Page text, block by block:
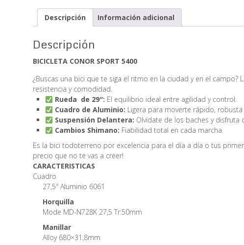
Descripción Información adicional
Descripción
BICICLETA CONOR SPORT 5400
¿Buscas una bici que te siga el ritmo en la ciudad y en el campo?
resistencia y comodidad.
Rueda de 29″: El equilibrio ideal entre agilidad y control.
Cuadro de Aluminio: Ligera para moverte rápido,
Suspensión Delantera: Olvídate de los baches y disfruta
Cambios Shimano: Fiabilidad total en cada marcha.
Es la bici todoterreno por excelencia para el día a día o tus
precio que no te vas a creer!
CARACTERISTICAS
Cuadro
27,5″ Aluminio 6061
Horquilla
Mode MD-N728K 27,5 Tr:50mm
Manillar
Alloy 680×31,8mm